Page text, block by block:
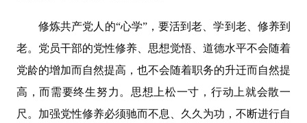
修炼共产党人的“心学”，要活到老、学到老、修养到
老。党员干部的党性修养、思想觉悟、道德水平不会随着
党龄的增加而自然提高，也不会随着职务的升迁而自然提
高，而需要终生努力。思想上松一寸，行动上就会散一
尺。加强党性修养必须驰而不息、久久为功，不断进行自